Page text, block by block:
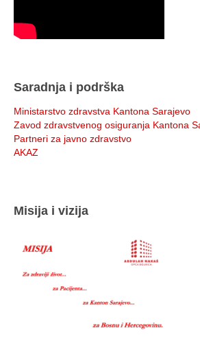
Saradnja i podrška
Ministarstvo zdravstva Kantona Sarajevo
Zavod zdravstvenog osiguranja Kantona
Partneri za javno zdravstvo
AKAZ
Misija i vizija